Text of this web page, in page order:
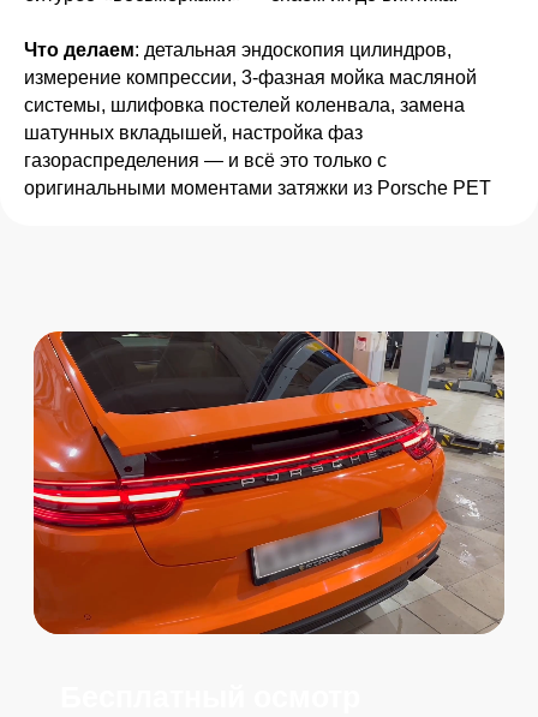
Что делаем: детальная эндоскопия цилиндров,
измерение компрессии, 3-фазная мойка масляной
системы, шлифовка постелей коленвала, замена
шатунных вкладышей, настройка фаз
газораспределения — и всё это только с
оригинальными моментами затяжки из Porsche PET